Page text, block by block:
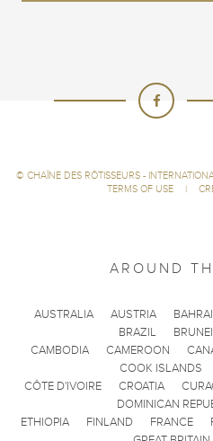
© CHAÎNE DES RÔTISSEURS -
TERMS OF USE
|
AROUND
AUSTRALIA AUSTRIA
BRAZIL
BRUNEI
CAMBODIA
CAMEROON
COOK ISLANDS
CÔTE D'IVOIRE
CROATIA
DOMINICAN
ETHIOPIA
FINLAND FRANCE